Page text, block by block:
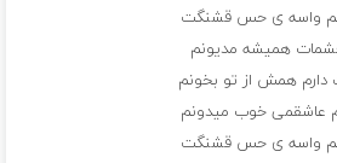
واسه ی حس قشنگت
همیشه مدیونم
همش از تو بخونم
عاشقمی خوب میدونم
واسه ی حس قشنگت